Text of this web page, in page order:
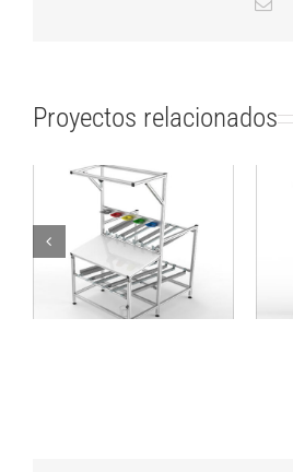
Proyectos relacionados
Mesa de trabajo de
flujo de materiales